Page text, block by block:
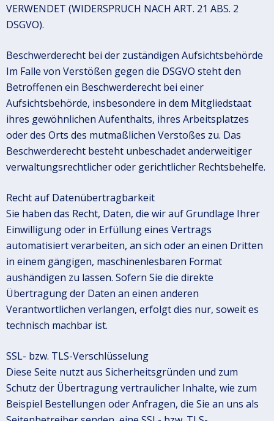
VERWENDET (WIDERSPRUCH NACH ART. 21 ABS. 2
DSGVO).
Beschwerderecht bei der zuständigen Aufsichtsbehörde
Im Falle von Verstößen gegen die DSGVO steht den
Betroffenen ein Beschwerderecht bei einer
Aufsichtsbehörde, insbesondere in dem Mitgliedstaat
ihres gewöhnlichen Aufenthalts, ihres Arbeitsplatzes
oder des Orts des mutmaßlichen Verstoßes zu. Das
Beschwerderecht besteht unbeschadet anderweitiger
verwaltungsrechtlicher oder gerichtlicher Rechtsbehelfe.
Recht auf Datenübertragbarkeit
Sie haben das Recht, Daten, die wir auf Grundlage Ihrer
Einwilligung oder in Erfüllung eines Vertrags
automatisiert verarbeiten, an sich oder an einen Dritten
in einem gängigen, maschinenlesbaren Format
aushändigen zu lassen. Sofern Sie die direkte
Übertragung der Daten an einen anderen
Verantwortlichen verlangen, erfolgt dies nur, soweit es
technisch machbar ist.
SSL- bzw. TLS-Verschlüsselung
Diese Seite nutzt aus Sicherheitsgründen und zum
Schutz der Übertragung vertraulicher Inhalte, wie zum
Beispiel Bestellungen oder Anfragen, die Sie an uns als